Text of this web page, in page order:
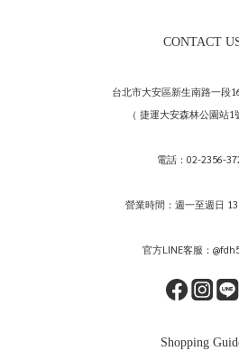
CONTACT
台北市大安區新生南路一段
（ 捷運大安森林公園站1
電話：02-2356-
營業時間：週一至週日
官方LINE客服：
Shopping